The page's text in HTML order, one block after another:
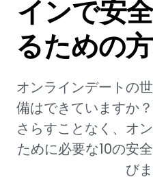
Support
よくあるご質問
ループ
インで安
るための
オンラインデートの
備はできていますか
さらすことなく、オ
ために必要な10の安
びま